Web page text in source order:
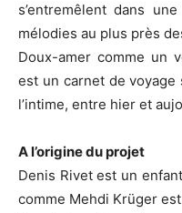
s’entremêlent dans
mélodies au plus près
Doux-amer comme un
est un carnet de
l’intime, entre hier et
A l’origine du projet
Denis Rivet est un
comme Mehdi Krüger